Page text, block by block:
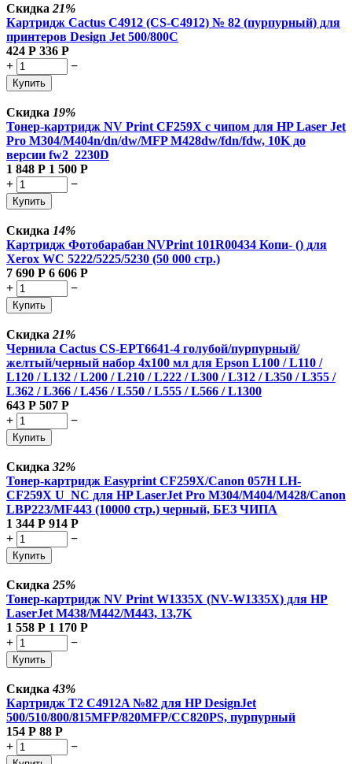
Скидка 21%
Картридж Cactus C4912 (CS-C4912) № 82 (пурпурный) для
принтеров Design Jet 500/800C
424 Р 336 Р
+
−
Купить
Скидка 19%
Тонер-картридж NV Print CF259X с чипом для HP Laser Jet
Pro M304/M404n/dn/dw/MFP M428dw/fdn/fdw, 10K до
версии fw2_2230D
1 848 Р 1 500 Р
+
−
Купить
Скидка 14%
Картридж Фотобарабан NVPrint 101R00434 Копи- () для
Xerox WC 5222/5225/5230 (50 000 стр.)
7 690 Р 6 606 Р
+
−
Купить
Скидка 21%
Чернила Cactus CS-EPT6641-4 голубой/пурпурный/
желтый/черный набор 4x100 мл для Epson L100 / L110 /
L120 / L132 / L200 / L210 / L222 / L300 / L312 / L350 / L355 /
L362 / L366 / L456 / L550 / L555 / L566 / L1300
643 Р 507 Р
+
−
Купить
Скидка 32%
Тонер-картридж Easyprint CF259X/Canon 057H LH-
CF259X U_NC для HP LaserJet Pro M304/M404/M428/Canon
LBP223/MF443 (10000 стр.) черный, БЕЗ ЧИПА
1 344 Р 914 Р
+
−
Купить
Скидка 25%
Тонер-картридж NV Print W1335X (NV-W1335X) для HP
LaserJet M438/M442/M443, 13,7K
1 558 Р 1 170 Р
+
−
Купить
Скидка43%
Картридж T2 C4912A №82 для HP DesignJet
500/510/800/815MFP/820MFP/CC820PS, пурпурный
154 Р 88 Р
+
−